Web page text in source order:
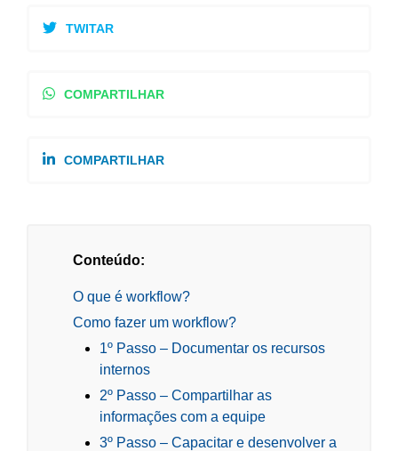
TWITAR
COMPARTILHAR
COMPARTILHAR
Conteúdo:
O que é workflow?
Como fazer um workflow?
1º Passo – Documentar os recursos
internos
2º Passo – Compartilhar as
informações com a equipe
3º Passo – Capacitar e desenvolver a